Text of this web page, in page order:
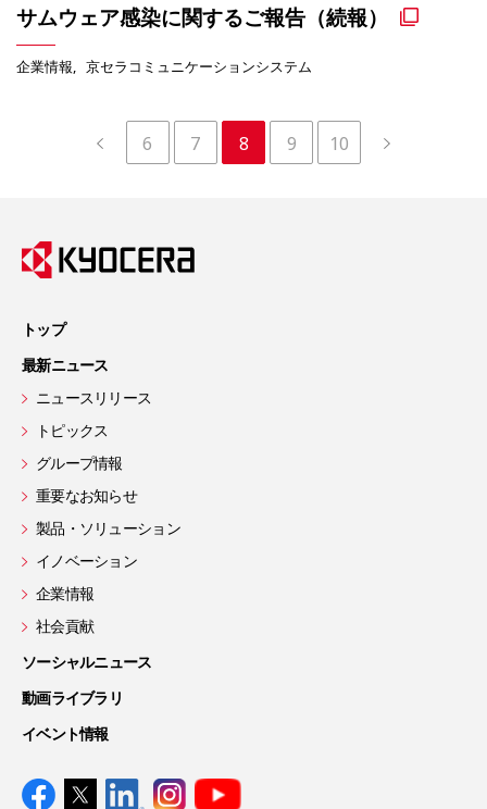
サムウェア感染に関するご報告（続報）
企業情報 京セラコミュニケーションシステム
6 7 8 9 10
トップ
最新ニュース
ニュースリリース
トピックス
グループ情報
重要なお知らせ
製品・ソリューション
イノベーション
企業情報
社会貢献
ソーシャルニュース
動画ライブラリ
イベント情報